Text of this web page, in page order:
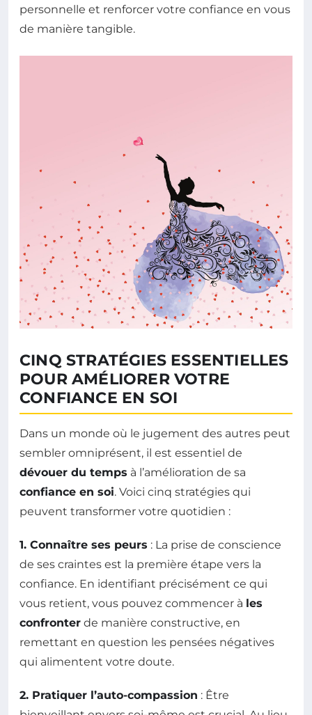
personnelle et renforcer votre confiance en vous
de manière tangible.
CINQ STRATÉGIES ESSENTIELLES
POUR AMÉLIORER VOTRE
CONFIANCE EN SOI
Dans un monde où le jugement des autres peut
sembler omniprésent, il est essentiel de
dévouer du temps à l’amélioration de sa
confiance en soi. Voici cinq stratégies qui
peuvent transformer votre quotidien :
1. Connaître ses peurs : La prise de conscience
de ses craintes est la première étape vers la
confiance. En identifiant précisément ce qui
vous retient, vous pouvez commencer à les
confronter de manière constructive, en
remettant en question les pensées négatives
qui alimentent votre doute.
2. Pratiquer l’auto-compassion : Être